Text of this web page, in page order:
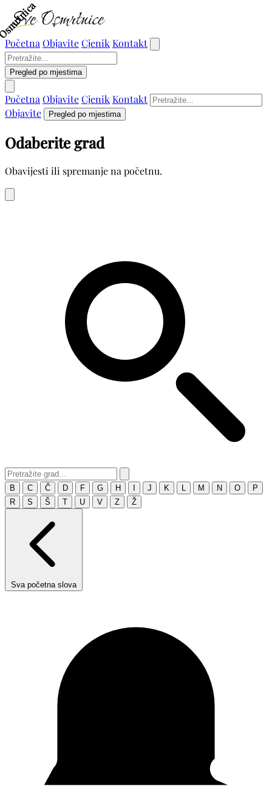
Početna ObjaviteCjenik Kontakt
Pregled po mjestima
Početna ObjaviteCjenik Kontakt
Objavite
Pregled po mjestima
Odaberite grad
Obavijesti ili spremanje na početnu.
B C Č D F G H J K M N O
P
R
S Š T U V Z Ž
Sva početna slova